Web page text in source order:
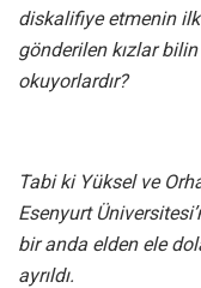
diskalifiye etmenin
gönderilen kızlar
okuyorlardır?
Tabi ki Yüksel ve
Esenyurt
bir anda elden ele
ayrıldı.